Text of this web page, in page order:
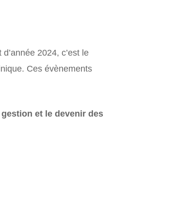
2024, c’est le
Ces évènements
gestion et le devenir des